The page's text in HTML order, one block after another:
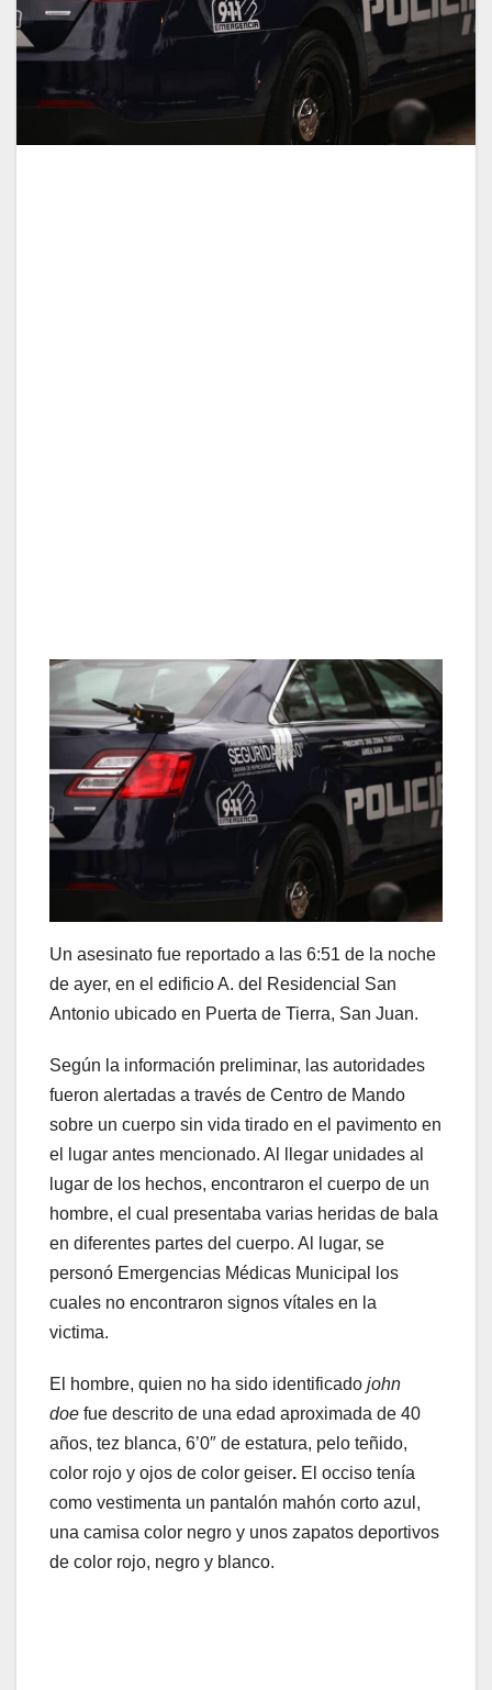
Un asesinato fue reportado a las 6:51 de la noche
de ayer, en el edificio A. del Residencial San
Antonio ubicado en Puerta de Tierra, San Juan.
Según la información preliminar, las autoridades
fueron alertadas a través de Centro de Mando
sobre un cuerpo sin vida tirado en el pavimento en
el lugar antes mencionado. Al llegar unidades al
lugar de los hechos, encontraron el cuerpo de un
hombre, el cual presentaba varias heridas de bala
en diferentes partes del cuerpo. Al lugar, se
personó Emergencias Médicas Municipal los
cuales no encontraron signos vítales en la
victima.
El hombre, quien no ha sido identificado john
doe fue descrito de una edad aproximada de 40
años, tez blanca, 6’0″ de estatura, pelo teñido,
color rojo y ojos de color geiser. El occiso tenía
como vestimenta un pantalón mahón corto azul,
una camisa color negro y unos zapatos deportivos
de color rojo, negro y blanco.